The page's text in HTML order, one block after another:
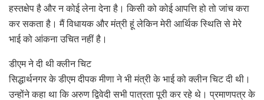
हस्तक्षेप है और न कोई लेना देना है। किसी को कोई आपत्ति हो तो जांच करा
कर सकता है। मैं विधायक और मंत्री हूं लेकिन मेरी आर्थिक स्थिति से मेरे
भाई को आंकना उचित नहीं है।
डीएम ने दी थी क्‍लीन चिट
सिद्धार्थनगर के डीएम दीपक मीणा ने भी मंत्री के भाई को क्‍लीन चिट दी थी।
उन्‍होंने कहा था कि अरुण द्विवेदी सभी पात्रता पूरी कर रहे थे। प्रमाणपत्र के